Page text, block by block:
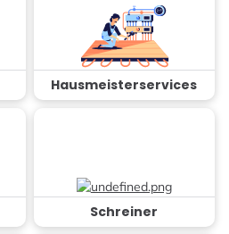
Hausmeisterservices
Schreiner